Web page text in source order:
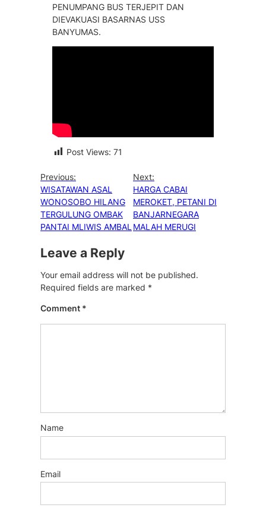
PENUMPANG BUS TERJEPIT DAN
DIEVAKUASI BASARNAS USS
BANYUMAS.
Post Views: 71
Previous:
WISATAWAN ASAL
WONOSOBO HILANG
TERGULUNG OMBAK
PANTAI MLIWIS AMBAL
Next:
HARGA CABAI
MEROKET, PETANI DI
BANJARNEGARA
MALAH MERUGI
Leave a Reply
Your email address will not be published.
Required fields are marked *
Comment *
Name
Email